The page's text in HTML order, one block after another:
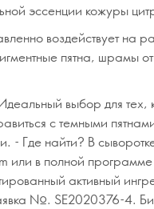
эссенции кожуры
воздействует на
пятна, шрамы
выбор для тех,
с темными
- Где найти? В
или в полной
активный
№. SE2020376-4.